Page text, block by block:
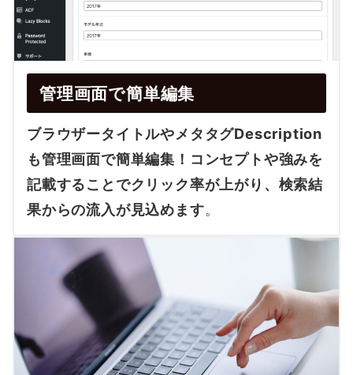
管理画面で簡単編集
ブラウザータイトルやメタタグDescription
も管理画面で簡単編集！コンセプトや強みを
記載することでクリック率が上がり、検索結
果からの流入が見込めます。